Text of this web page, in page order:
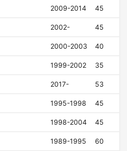
2009-2014 45
2002- 45
2000-2003 40
1999-2002 35
2017- 53
1995-1998 45
1998-2004 45
1989-1995 60